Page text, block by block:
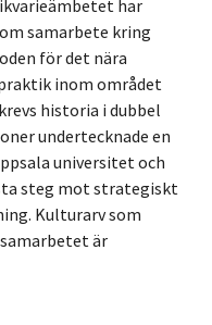
har
samarbete kring
för det nära
inom området
historia i dubbel
undertecknade en
universitet och
steg mot strategiskt
Kulturarv som
är